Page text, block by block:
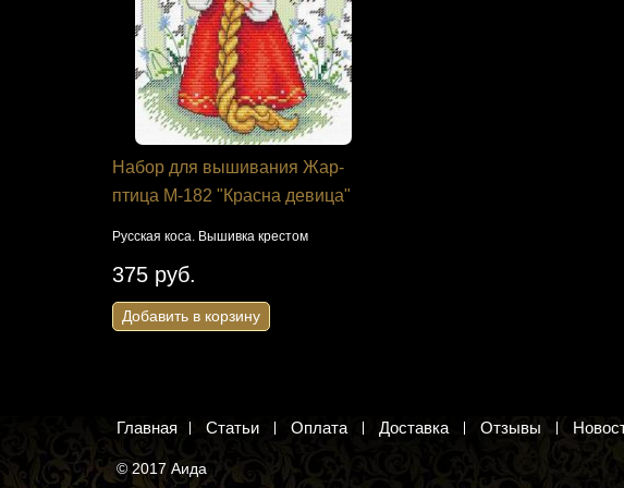
Набор для вышивания Жар-
птица М-182 "Красна девица"
Русская коса. Вышивка крестом
375 руб.
Добавить в корзину
Главная Статьи Оплата Доставка Отзывы
© 2017 Аида